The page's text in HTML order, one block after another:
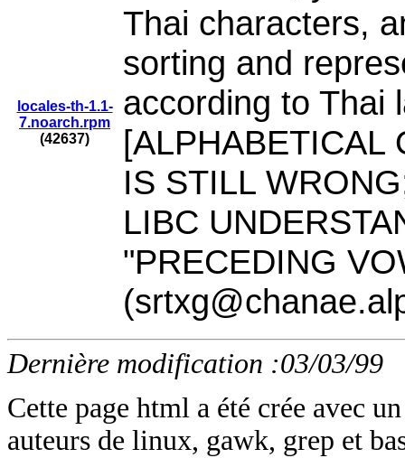
locales-th-1.1-
7.noarch.rpm
(42637)
Thai characters,
sorting and
according to Thai
[ALPHABETICAL
IS STILL
LIBC
"PRECEDING
Dernière modification :03/03/99
Cette page html a été crée avec
auteurs de linux, gawk, grep et